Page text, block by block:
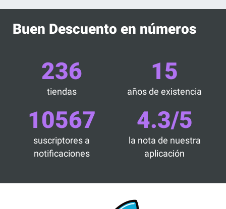
Buen Descuento en números
236
tiendas
15
años de existencia
10567
suscriptores a
notificaciones
4.3/5
la nota de nuestra
aplicación